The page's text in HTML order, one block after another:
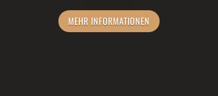
MEHR INFORMATIONEN